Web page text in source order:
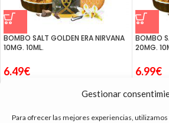
Gestionar
Para ofrecer las mejores experiencias,
BOMBO SALT GOLDEN ERA NIRVANA
10MG. 10ML.
6.49€
BOMBO
20MG.
6.99€